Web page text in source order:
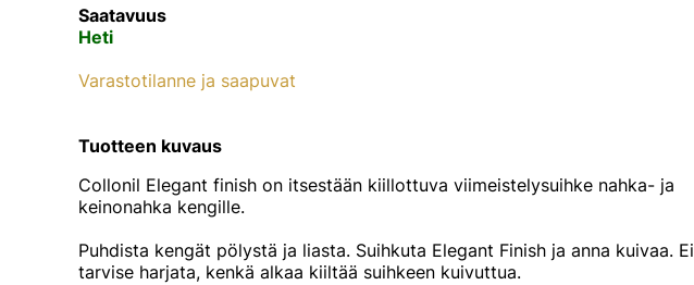
Saatavuus
Heti
Varastotilanne ja saapuvat
Tuotteen kuvaus
Collonil Elegant finish on itsestään kiillottuva viimeistelysuihke nahka- ja
keinonahka kengille.
Puhdista kengät pölystä ja liasta. Suihkuta Elegant Finish ja anna kuivaa. Ei
tarvise harjata, kenkä alkaa kiiltää suihkeen kuivuttua.